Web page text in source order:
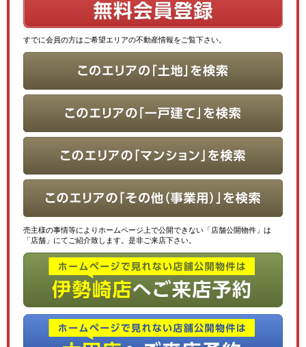
すでに会員の方はご希望エリアの不動産情報をご覧下さい。
売主様の事情等によりホームページ上で公開できない「店舗公開物件」は
「店舗」にてご紹介致します。是非ご来店下さい。